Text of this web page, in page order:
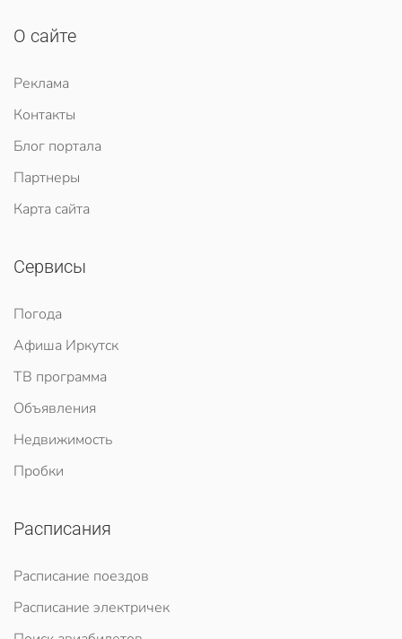
О сайте
Реклама
Контакты
Блог портала
Партнеры
Карта сайта
Сервисы
Погода
Афиша Иркутск
ТВ программа
Объявления
Недвижимость
Пробки
Расписания
Расписание поездов
Расписание электричек